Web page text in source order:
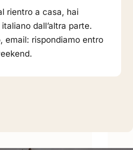
rientro a casa, hai
dall’altra parte.
email: rispondiamo entro